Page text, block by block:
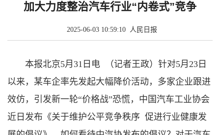
加大力度整治汽车行业“内卷式”竞争
2025-06-03 10:59:10 人民日报
本报北京5月31日电 （记者王政）针对5月23日
以来，某车企率先发起大幅降价活动，多家企业跟进
效仿，引发新一轮“价格战”恐慌，中国汽车工业协会
近日发布《关于维护公平竞争秩序 促进行业健康发